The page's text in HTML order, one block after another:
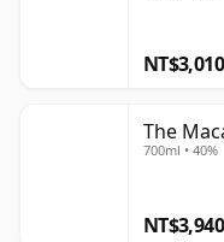
NT$3,010
The
700ml • 40%
NT$3,940